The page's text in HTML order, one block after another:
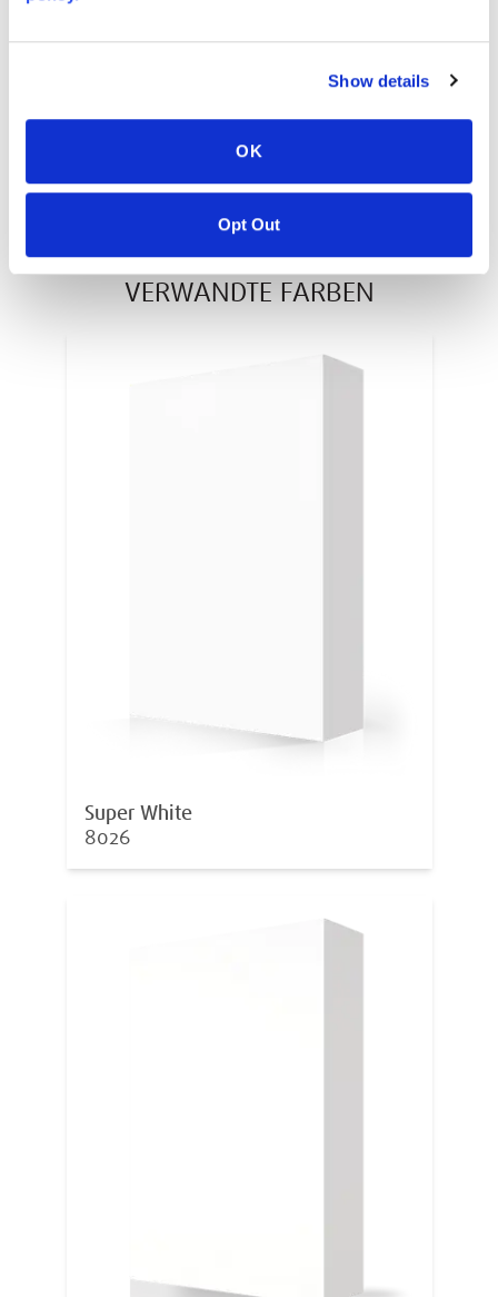
Show details
OK
Opt Out
VERWANDTE FARBEN
Super White
8026